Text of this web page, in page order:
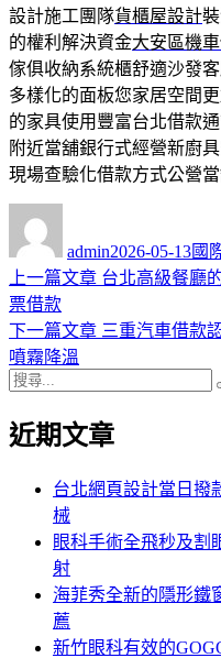
設計施工團隊貨櫃屋設計
的權利解決資金大安區機
傢俱收納系統櫃舒適沙發
多樣化的面板您家居空間
的家具使用豐富台北借款
附近當舖銀行式經營新廚
現場查驗化借款方式公營
admin佈
日
2026-05-13類
國
文
章
導
覽
上一篇文章 上
篇
台北高級餐廳
票借款
下一篇文章 下
章:
三重汽車借款
噴霧降溫
搜
關
近期文章
台北網頁設計當日撥
械
眼科手術全飛秒及割
射
海菲秀全新的隱形鐵
薦
新竹眼科有效的